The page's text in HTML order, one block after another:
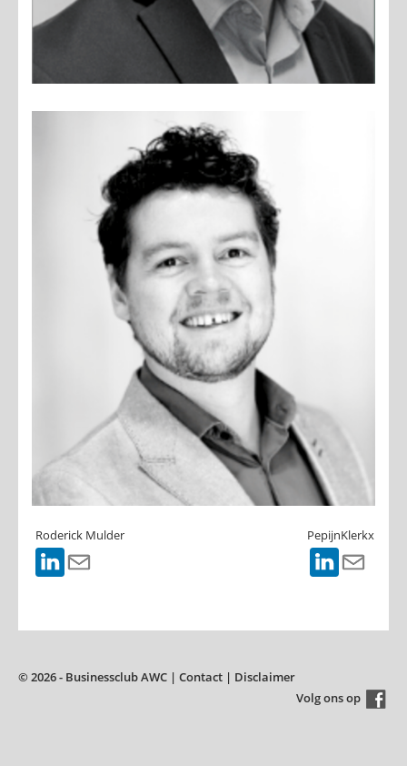
Roderick Mulder PepijnKlerkx
© 2026 - Businessclub AWC | Contact | Disclaimer
Volg ons op